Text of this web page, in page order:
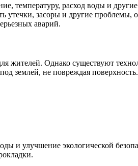
температуру, расход воды и
утечки, засоры и другие проблемы,
аварий.
жителей. Однако существуют
землей, не повреждая
и улучшение экологической